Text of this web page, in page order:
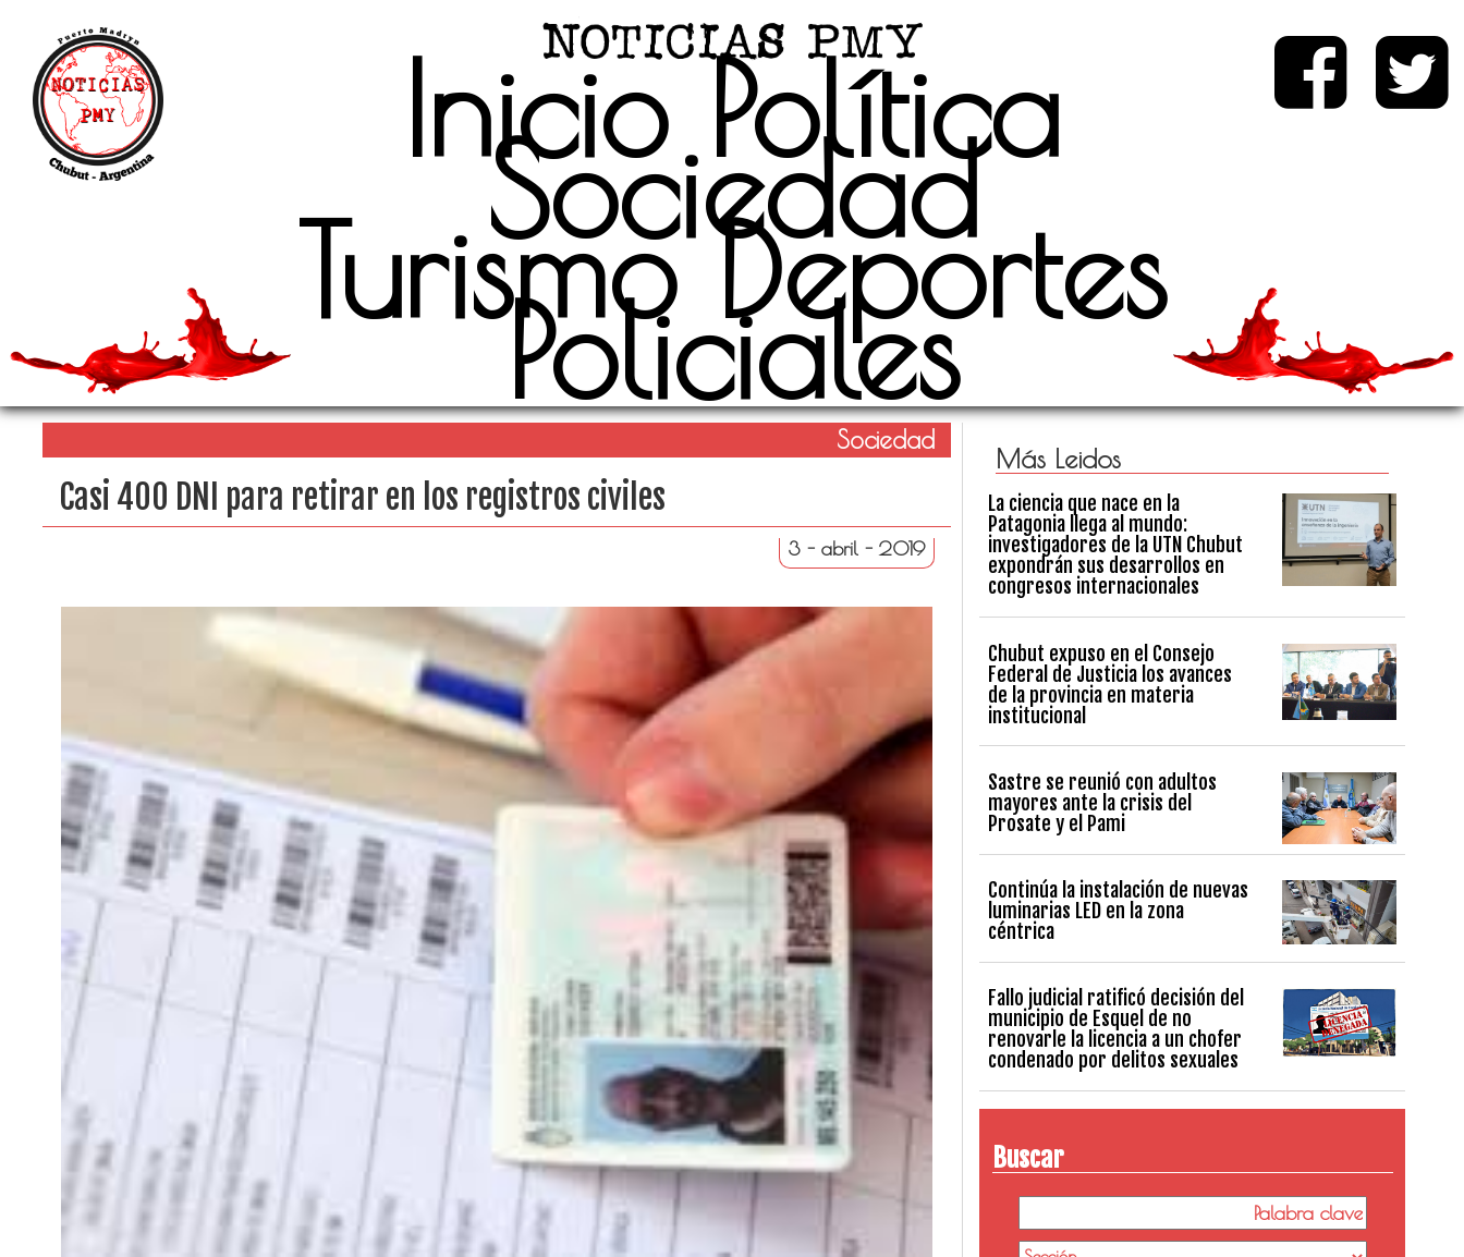
Inicio Política
Sociedad
Turismo Deportes
Policiales
Sociedad
Casi 400 DNI para retirar en los registros civiles
3 - abril - 2019
Más Leidos
La ciencia que nace en la
Patagonia llega al mundo:
investigadores de la UTN Chubut
expondrán sus desarrollos en
congresos internacionales
Chubut expuso en el Consejo
Federal de Justicia los avances
de la provincia en materia
institucional
Sastre se reunió con adultos
mayores ante la crisis del
Prosate y el Pami
Continúa la instalación de nuevas
luminarias LED en la zona
céntrica
Fallo judicial ratificó decisión del
municipio de Esquel de no
renovarle la licencia a un chofer
condenado por delitos sexuales
Buscar